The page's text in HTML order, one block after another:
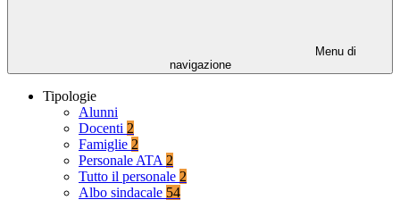
Menu di
navigazione
Tipologie
Alunni
Docenti 2
Famiglie 2
Personale ATA 2
Tutto il personale 2
Albo sindacale 54